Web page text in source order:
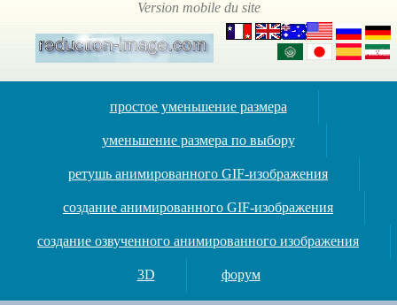
простое уменьшение размера
уменьшение размера по выбору
ретушь анимированного GIF-изображения
создание анимированного GIF-изображения
создание озвученного анимированного изображения
3D форум